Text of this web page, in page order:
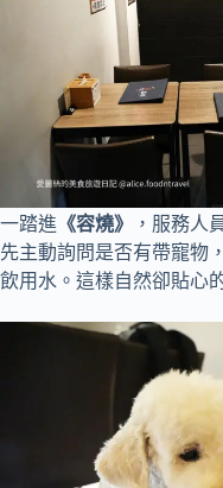
一踏進 《容燒》
，服務人
先主動詢問是否有帶寵物
飲用水。這樣自然卻貼心